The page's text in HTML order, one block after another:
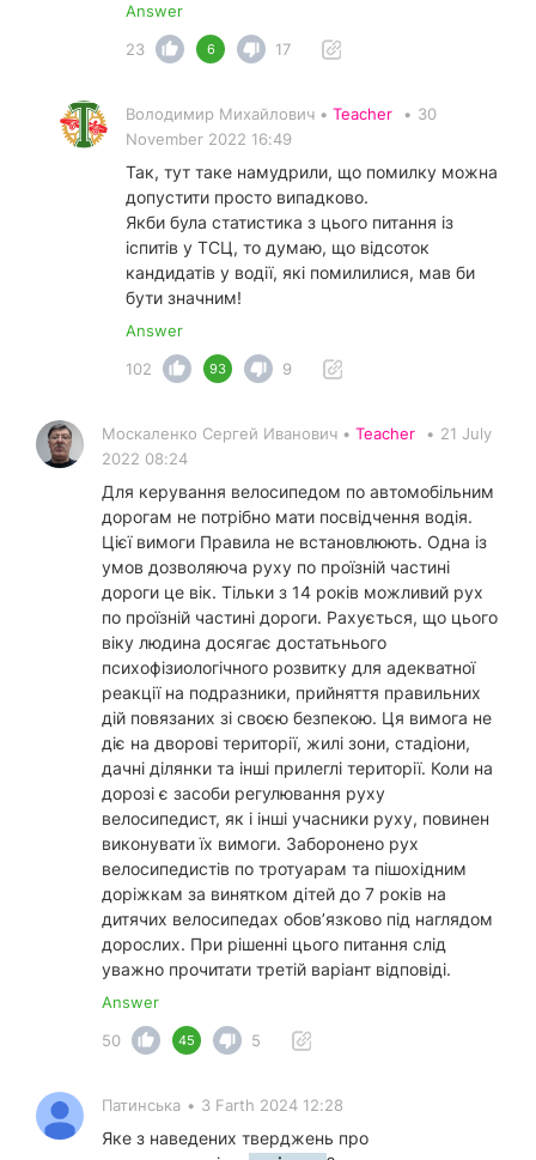
Answer
23
6 17
Володимир Михайлович • Teacher • 30
November 2022 16:49
Так, тут таке намудрили, що помилку можна
допустити просто випадково.
Якби була статистика з цього питання із
іспитів у ТСЦ, то думаю, що відсоток
кандидатів у водії, які помилилися, мав би
бути значним!
Answer
102
93 9
Москаленко Сергей Иванович • Teacher • 21 July
2022 08:24
Для керування велосипедом по автомобільним
дорогам не потрібно мати посвідчення водія.
Цієї вимоги Правила не встановлюють. Одна із
умов дозволяюча руху по проїзній частині
дороги це вік. Тільки з 14 років можливий рух
по проїзній частині дороги. Рахується, що цього
віку людина досягає достатьнього
психофізиологічного розвитку для адекватної
реакції на подразники, прийняття правильних
дій повязаних зі своєю безпекою. Ця вимога не
діє на дворові території, жилі зони, стадіони,
дачні ділянки та інші прилеглі території. Коли на
дорозі є засоби регулювання руху
велосипедист, як і інші учасники руху, повинен
виконувати їх вимоги. Заборонено рух
велосипедистів по тротуарам та пішохідним
доріжкам за винятком дітей до 7 років на
дитячих велосипедах обов’язково під наглядом
дорослих. При рішенні цього питання слід
уважно прочитати третій варіант відповіді.
Answer
50
45 5
Патинська • 3 Farth 2024 12:28
Яке з наведених тверджень про